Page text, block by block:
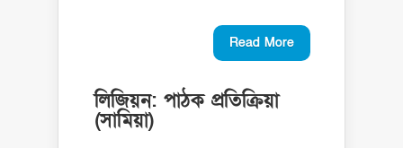
Read More
লিজিয়ন: পাঠক প্রতিক্রিয়া
(সামিয়া)